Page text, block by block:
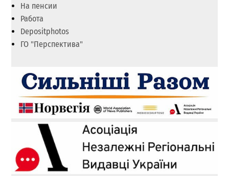
На пенсии
Работа
Depositphotos
ГО "Перспектива"